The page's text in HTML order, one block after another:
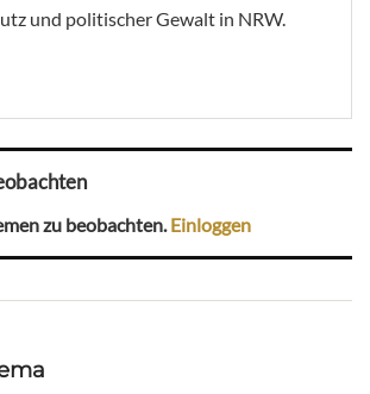
und politischer Gewalt in NRW.
zu beobachten.Einloggen